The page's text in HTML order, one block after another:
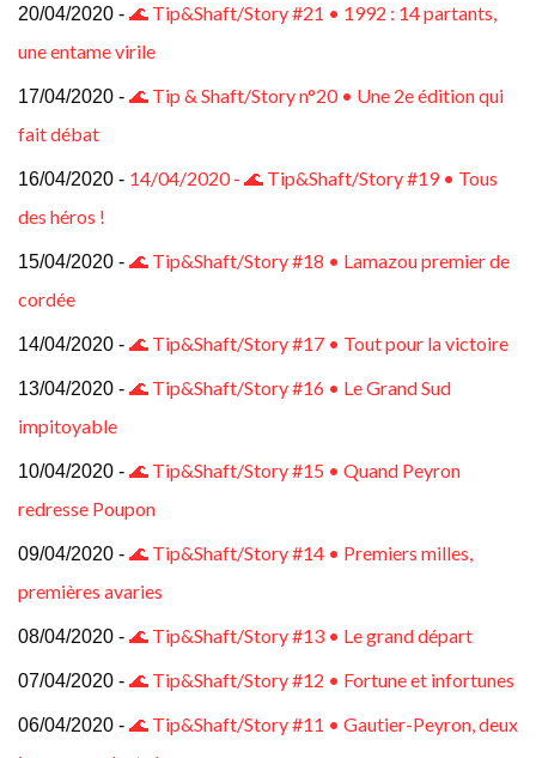
20/04/2020 - 🌊 Tip&Shaft/Story #21 • 1992 : 14 partants,
une entame virile
17/04/2020 - 🌊 Tip & Shaft/Story n°20 • Une 2e édition qui
fait débat
16/04/2020 - 14/04/2020 - 🌊 Tip&Shaft/Story #19 • Tous
des héros !
15/04/2020 - 🌊 Tip&Shaft/Story #18 • Lamazou premier de
cordée
14/04/2020 - 🌊 Tip&Shaft/Story #17 • Tout pour la victoire
13/04/2020 - 🌊 Tip&Shaft/Story #16 • Le Grand Sud
impitoyable
10/04/2020 - 🌊 Tip&Shaft/Story #15 • Quand Peyron
redresse Poupon
09/04/2020 - 🌊 Tip&Shaft/Story #14 • Premiers milles,
premières avaries
08/04/2020 - 🌊 Tip&Shaft/Story #13 • Le grand départ
07/04/2020 - 🌊 Tip&Shaft/Story #12 • Fortune et infortunes
06/04/2020 - 🌊 Tip&Shaft/Story #11 • Gautier-Peyron, deux